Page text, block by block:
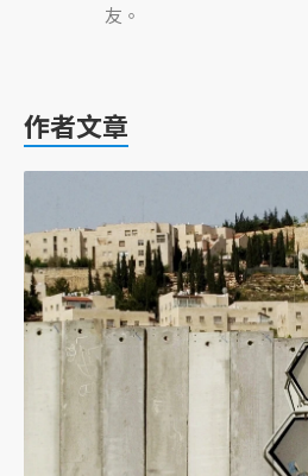
友。
作者文章